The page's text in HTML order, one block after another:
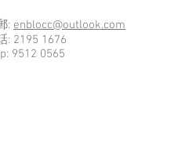
: enblocc@outlook.com
: 2195 1676
9512 0565